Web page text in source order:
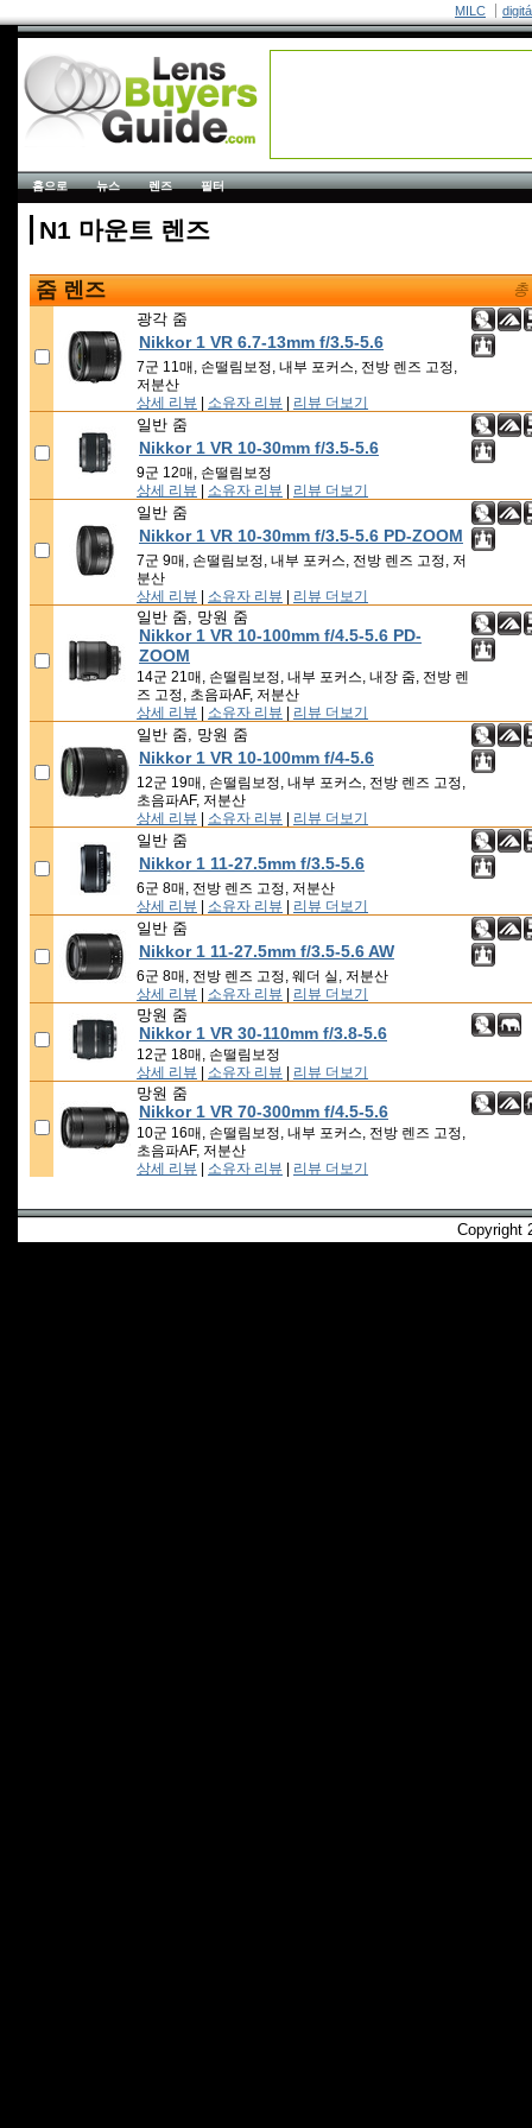
MILC
홈으로 뉴스 렌즈 필터
N1 마운트 렌즈
총
줌 렌즈
광각 줌
Nikkor 1 VR 6.7-13mm f/3.5-5.6
7군 11매, 손떨림보정, 내부 포커스, 전방 렌즈 고정,
저분산
상세 리뷰 소유자 리뷰 리뷰 더보기
일반 줌
Nikkor 1 VR 10-30mm f/3.5-5.6
9군 12매, 손떨림보정
상세 리뷰 소유자 리뷰 리뷰 더보기
일반 줌
Nikkor 1 VR 10-30mm f/3.5-5.6 PD-ZOOM
7군 9매, 손떨림보정, 내부 포커스, 전방 렌즈 고정, 저
분산
상세 리뷰 소유자 리뷰 리뷰 더보기
일반 줌, 망원 줌
Nikkor 1 VR 10-100mm f/4.5-5.6 PD-
ZOOM
14군 21매, 손떨림보정, 내부 포커스, 내장 줌, 전방 렌
즈 고정, 초음파AF, 저분산
상세 리뷰 소유자 리뷰 리뷰 더보기
일반 줌, 망원 줌
Nikkor 1 VR 10-100mm f/4-5.6
12군 19매, 손떨림보정, 내부 포커스, 전방 렌즈 고정,
초음파AF, 저분산
상세 리뷰 소유자 리뷰 리뷰 더보기
일반 줌
Nikkor 1 11-27.5mm f/3.5-5.6
6군 8매, 전방 렌즈 고정, 저분산
상세 리뷰 소유자 리뷰 리뷰 더보기
일반 줌
Nikkor 1 11-27.5mm f/3.5-5.6 AW
6군 8매, 전방 렌즈 고정, 웨더 실, 저분산
상세 리뷰 소유자 리뷰 리뷰 더보기
망원 줌
Nikkor 1 VR 30-110mm f/3.8-5.6
12군 18매, 손떨림보정
상세 리뷰 소유자 리뷰 리뷰 더보기
망원 줌
Nikkor 1 VR 70-300mm f/4.5-5.6
10군 16매, 손떨림보정, 내부 포커스, 전방 렌즈 고정,
초음파AF, 저분산
상세 리뷰 소유자 리뷰 리뷰 더보기
Copyright